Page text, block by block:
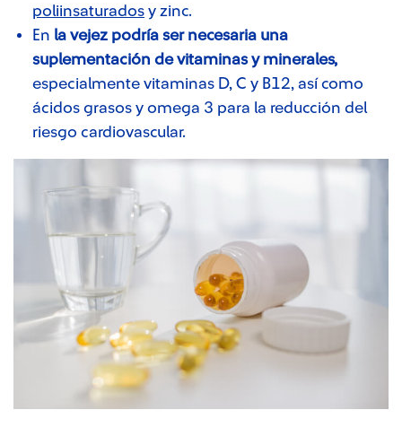
poliinsaturados​ y zinc.
En la vejez podría ser necesaria una
suplementación de vitaminas y minerales,
especialmente vitaminas D, C y B12, así como
ácidos grasos y omega 3 para la reducción del
riesgo cardiovascular.